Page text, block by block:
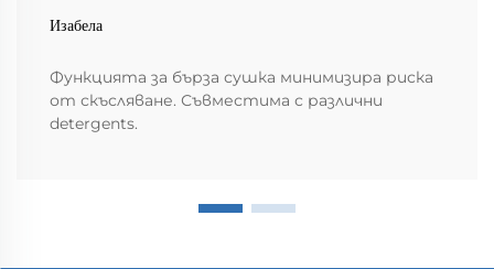
Изабела
Функцията за бърза сушка минимизира риска
от скъсляване. Съвместима с различни
detergents.